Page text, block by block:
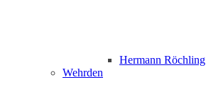
Hermann Röchling
Wehrden